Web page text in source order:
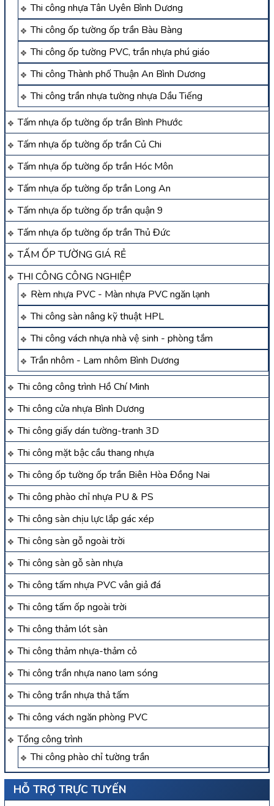
Thi công nhựa Tân Uyên Bình Dương
Thi công ốp tường ốp trần Bàu Bàng
Thi công ốp tường PVC, trần nhựa phú giáo
Thi công Thành phố Thuận An Bình Dương
Thi công trần nhựa tường nhựa Dầu Tiếng
Tấm nhựa ốp tường ốp trần Bình Phước
Tấm nhựa ốp tường ốp trần Củ Chi
Tấm nhựa ốp tường ốp trần Hóc Môn
Tấm nhựa ốp tường ốp trần Long An
Tấm nhựa ốp tường ốp trần quận 9
Tấm nhựa ốp tường ốp trần Thủ Đức
TẤM ỐP TƯỜNG GIÁ RẺ
THI CÔNG CÔNG NGHIỆP
Rèm nhựa PVC - Màn nhựa PVC ngăn lạnh
Thi công sàn nâng kỹ thuật HPL
Thi công vách nhựa nhà vệ sinh - phòng tắm
Trần nhôm - Lam nhôm Bình Dương
Thi công công trình Hồ Chí Minh
Thi công cửa nhựa Bình Dương
Thi công giấy dán tường-tranh 3D
Thi công mặt bậc cầu thang nhựa
Thi công ốp tường ốp trần Biên Hòa Đồng Nai
Thi công phào chỉ nhựa PU & PS
Thi công sàn chịu lực lắp gác xép
Thi công sàn gỗ ngoài trời
Thi công sàn gỗ sàn nhựa
Thi công tấm nhựa PVC vân giả đá
Thi công tấm ốp ngoài trời
Thi công thảm lót sàn
Thi công thảm nhựa-thảm cỏ
Thi công trần nhựa nano lam sóng
Thi công trần nhựa thả tấm
Thi công vách ngăn phòng PVC
Tổng công trình
Thi công phào chỉ tường trần
HỖ TRỢ TRỰC TUYẾN